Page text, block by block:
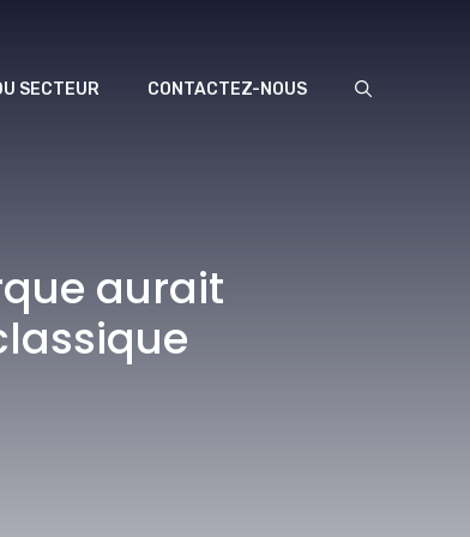
SECTEUR CONTACTEZ-NOUS
aurait